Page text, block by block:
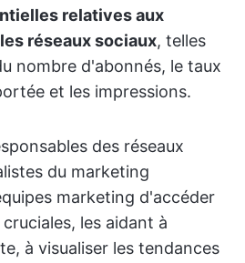
relatives aux
réseaux sociaux, telles
nombre d'abonnés, le taux
et les impressions.
des réseaux
du marketing
marketing d'accéder
les aidant à
à visualiser les tendances